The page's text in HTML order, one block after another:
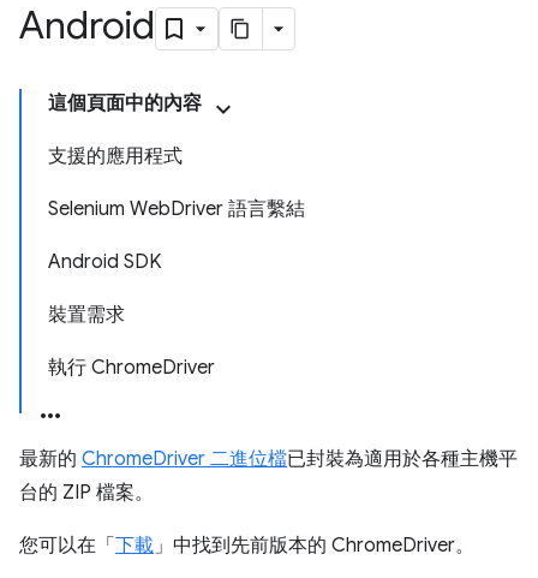
Android
這個頁面中的內容
支援的應用程式
Selenium WebDriver 語言繫結
Android SDK
裝置需求
執行 ChromeDriver
最新的 ChromeDriver 二進位檔已封裝為適用於各種主機平
台的 ZIP 檔案。
您可以在「 下載」中找到先前版本的 ChromeDriver。